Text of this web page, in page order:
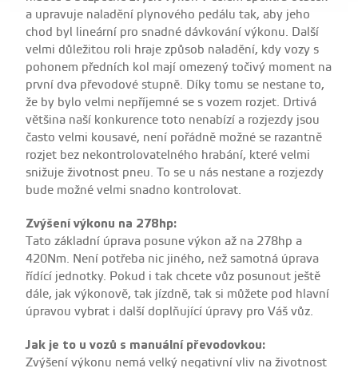
a upravuje naladění plynového pedálu tak, aby jeho
chod byl lineární pro snadné dávkování výkonu. Další
velmi důležitou roli hraje způsob naladění, kdy vozy s
pohonem předních kol mají omezený točivý moment na
první dva převodové stupně. Díky tomu se nestane to,
že by bylo velmi nepříjemné se s vozem rozjet. Drtivá
většina naší konkurence toto nenabízí a rozjezdy jsou
často velmi kousavé, není pořádně možné se razantně
rozjet bez nekontrolovatelného hrabání, které velmi
snižuje životnost pneu. To se u nás nestane a rozjezdy
bude možné velmi snadno kontrolovat.
Zvýšení výkonu na 278hp:
Tato základní úprava posune výkon až na 278hp a
420Nm. Není potřeba nic jiného, než samotná úprava
řídící jednotky. Pokud i tak chcete vůz posunout ještě
dále, jak výkonově, tak jízdně, tak si můžete pod hlavní
úpravou vybrat i další doplňující úpravy pro Váš vůz.
Jak je to u vozů s manuální převodovkou:
Zvýšení výkonu nemá velký negativní vliv na životnost